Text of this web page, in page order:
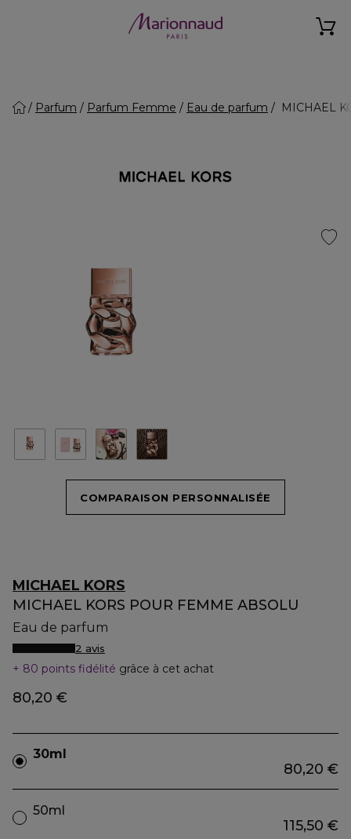
Parfum Parfum Femme Eau de parfum MICHAEL
COMPARAISON PERSONNALISÉE
MICHAEL KORS
MICHAEL KORS POUR FEMME ABSOLU
Eau de parfum
2 avis
80 points fidélité grâce à cet achat
80,20 €
30ml
80,20 €
50ml
115,50 €